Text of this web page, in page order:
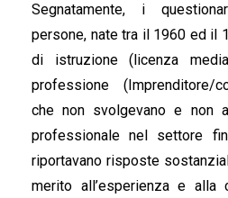
Segnatamente, i
persone, nate tra il 1960 ed il
di istruzione (licenza
professione (Imprenditore/
che non svolgevano e non
professionale nel settore
riportavano risposte
merito all’esperienza e alla